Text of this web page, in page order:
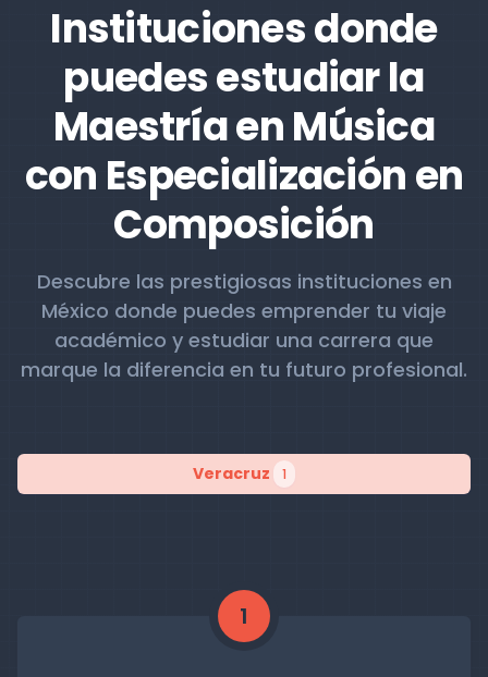
Instituciones donde
puedes estudiar la
Maestría en Música
con Especialización en
Composición
Descubre las prestigiosas instituciones en
México donde puedes emprender tu viaje
académico y estudiar una carrera que
marque la diferencia en tu futuro profesional.
Veracruz 1
1